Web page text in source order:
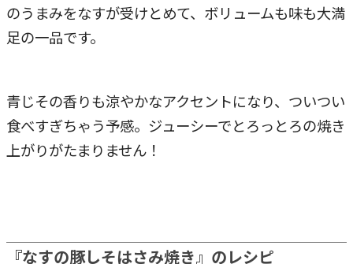
のうまみをなすが受けとめて、ボリュームも味も大満
足の一品です。
青じその香りも涼やかなアクセントになり、ついつい
食べすぎちゃう予感。ジューシーでとろっとろの焼き
上がりがたまりません！
『なすの豚しそはさみ焼き』のレシピ